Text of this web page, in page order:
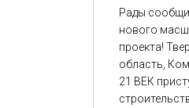
Рады
нового
проекта!
область,
21 ВЕК